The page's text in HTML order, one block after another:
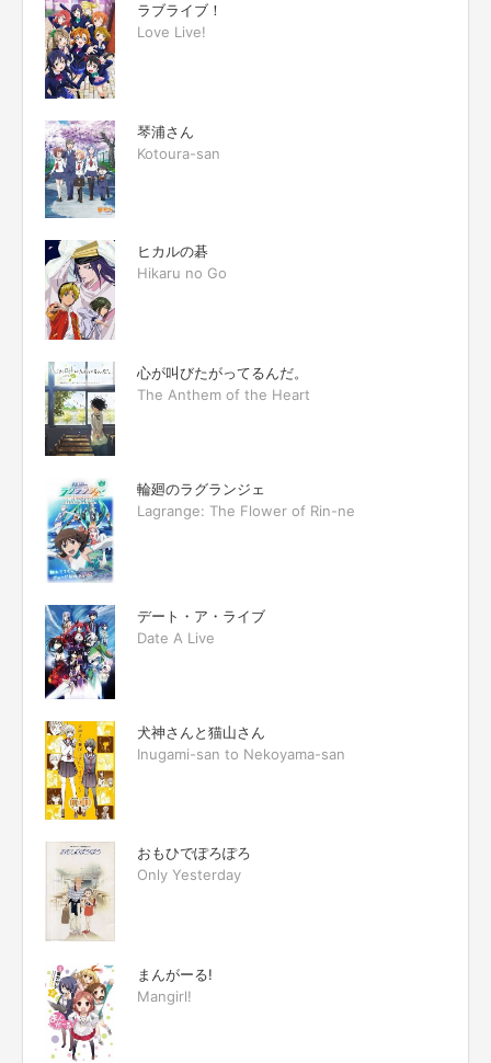
ラブライブ！
Love Live!
琴浦さん
Kotoura-san
ヒカルの碁
Hikaru no Go
心が叫びたがってるんだ。
The Anthem of the Heart
輪廻のラグランジェ
Lagrange: The Flower of Rin-ne
デート・ア・ライブ
Date A Live
犬神さんと猫山さん
Inugami-san to Nekoyama-san
おもひでぽろぽろ
Only Yesterday
まんがーる!
Mangirl!